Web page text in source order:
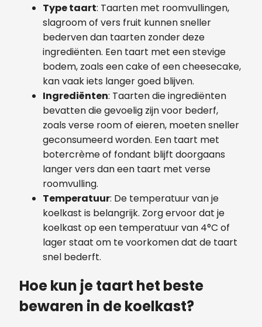
Type taart: Taarten met roomvullingen,
slagroom of vers fruit kunnen sneller
bederven dan taarten zonder deze
ingrediënten. Een taart met een stevige
bodem, zoals een cake of een cheesecake,
kan vaak iets langer goed blijven.
Ingrediënten: Taarten die ingrediënten
bevatten die gevoelig zijn voor bederf,
zoals verse room of eieren, moeten sneller
geconsumeerd worden. Een taart met
botercrème of fondant blijft doorgaans
langer vers dan een taart met verse
roomvulling.
Temperatuur: De temperatuur van je
koelkast is belangrijk. Zorg ervoor dat je
koelkast op een temperatuur van 4°C of
lager staat om te voorkomen dat de taart
snel bederft.
Hoe kun je taart het beste
bewaren in de koelkast?